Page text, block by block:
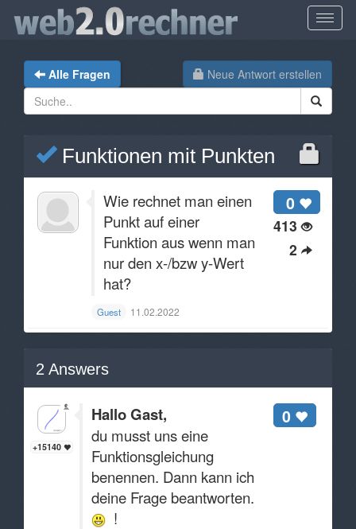
Neue Antwort erstellen
Alle Fragen
Funktionen mit Punkten
0
413
2
Wie rechnet man einen
Punkt auf einer
Funktion aus wenn man
nur den x-/bzw y-Wert
hat?
Guest 11.02.2022
2 Answers
+15140
0
Hallo Gast,
du musst uns eine
Funktionsgleichung
benennen. Dann kann ich
deine Frage beantworten.
!